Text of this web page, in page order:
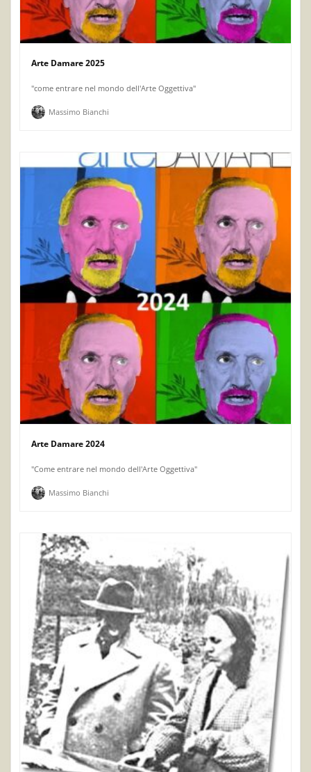
Arte Damare 2025
"come entrare nel mondo dell'Arte Oggettiva"
Massimo Bianchi
Arte Damare 2024
"Come entrare nel mondo dell'Arte Oggettiva"
Massimo Bianchi